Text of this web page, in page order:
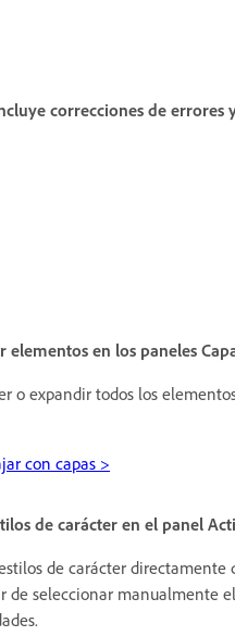
correcciones de
elementos en los paneles
o expandir todos los
con capas >
de carácter en el panel
de carácter directamente
de seleccionar manualmente